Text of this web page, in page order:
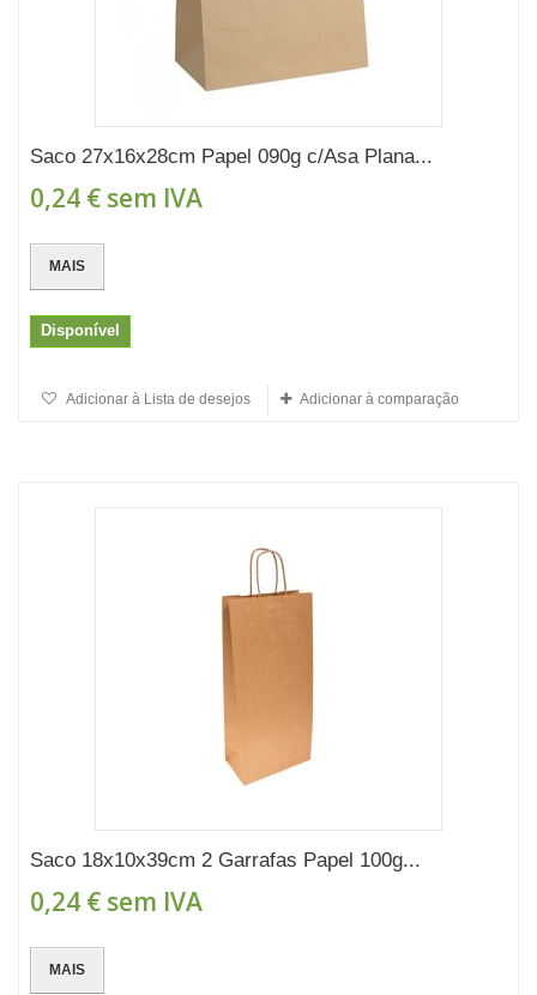
Saco 27x16x28cm Papel 090g c/Asa Plana...
0,24 € sem IVA
MAIS
Disponível
Adicionar à Lista de desejos Adicionar à comparação
Saco 18x10x39cm 2 Garrafas Papel 100g...
0,24 € sem IVA
MAIS